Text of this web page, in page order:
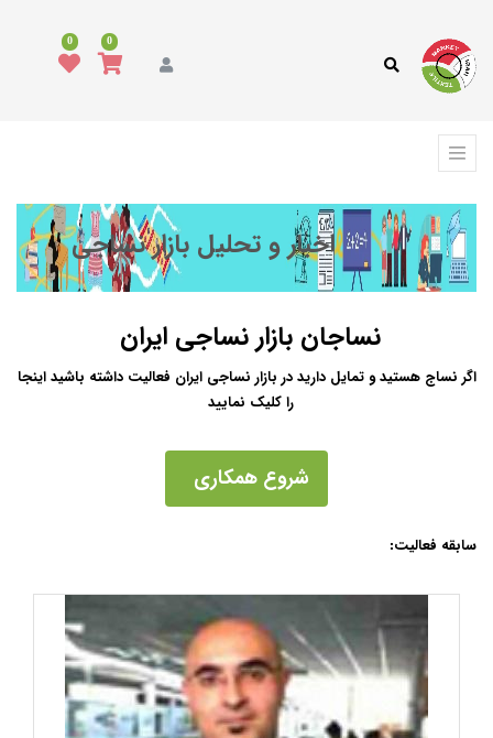
0
0
اخبار و تحلیل بازار نساجی
نساجان بازار نساجی ایران
اگر نساج هستید و تمایل دارید در بازار نساجی ایران فعالیت داشته باشید اینجا
را کلیک نمایید
شروع همکاری
سابقه فعالیت: